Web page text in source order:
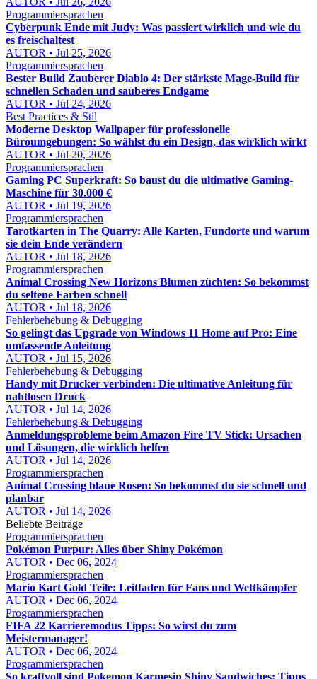
Programmiersprachen
Cyberpunk Ende mit Judy: Was passiert wirklich und wie du
es freischaltest
AUTOR • Jul 25, 2026
Programmiersprachen
Bester Build Zauberer Diablo 4: Der stärkste Mage-Build für
schnellen Schaden und sauberes Endgame
AUTOR • Jul 24, 2026
Best Practices & Stil
Moderne Desktop Wallpaper für professionelle
Büroumgebungen: So wählst du ein Design, das wirklich wirkt
AUTOR • Jul 20, 2026
Programmiersprachen
Gaming PC Superkraft: So baust du die ultimative Gaming-
Maschine für 30.000 €
AUTOR • Jul 19, 2026
Programmiersprachen
Tarotkarten in The Quarry: Alle Karten, Fundorte und warum
sie dein Ende verändern
AUTOR • Jul 18, 2026
Programmiersprachen
Animal Crossing New Horizons Blumen züchten: So bekommst
du seltene Farben schnell
AUTOR • Jul 18, 2026
Fehlerbehebung & Debugging
So gelingt das Upgrade von Windows 11 Home auf Pro: Eine
umfassende Anleitung
AUTOR • Jul 15, 2026
Fehlerbehebung & Debugging
Handy mit Drucker verbinden: Die ultimative Anleitung für
nahtlosen Druck
AUTOR • Jul 14, 2026
Fehlerbehebung & Debugging
Anmeldungsprobleme beim Amazon Fire TV Stick: Ursachen
und Lösungen, die wirklich helfen
AUTOR • Jul 14, 2026
Programmiersprachen
Animal Crossing blaue Rosen: So bekommst du sie schnell und
planbar
AUTOR • Jul 14, 2026
Beliebte Beiträge
Programmiersprachen
Pokémon Purpur: Alles über Shiny Pokémon
AUTOR • Dec 06, 2024
Programmiersprachen
Mario Kart Gold Teile: Leitfaden für Fans und Wettkämpfer
AUTOR • Dec 06, 2024
Programmiersprachen
FIFA 22 Karrieremodus Tipps: So wirst du zum
Meistermanager!
AUTOR • Dec 06, 2024
Programmiersprachen
So kraftvoll sind Pokemon Karmesin Shiny Sandwiches: Tipps